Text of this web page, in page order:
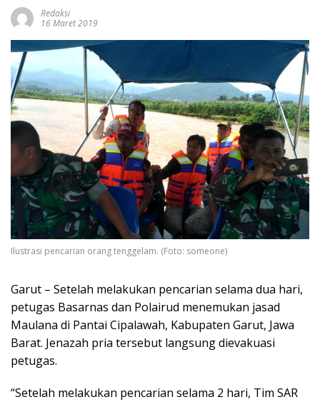
Redaksi
16 Maret 2019
Ilustrasi pencarian orang tenggelam. (Foto: someone)
Garut – Setelah melakukan pencarian selama dua hari,
petugas Basarnas dan Polairud menemukan jasad
Maulana di Pantai Cipalawah, Kabupaten Garut, Jawa
Barat. Jenazah pria tersebut langsung dievakuasi
petugas.
“Setelah melakukan pencarian selama 2 hari, Tim SAR